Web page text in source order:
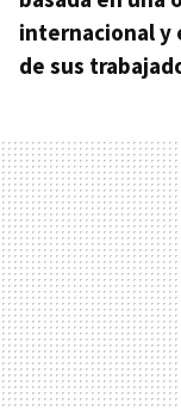
internacional y
de sus